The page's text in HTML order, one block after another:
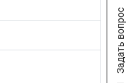
Задать вопрос